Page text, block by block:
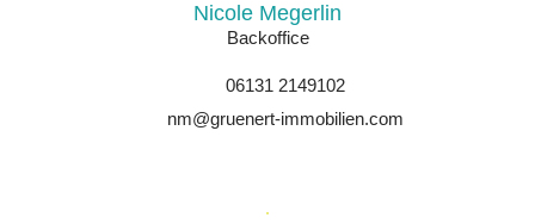
Nicole Megerlin
Backoffice
06131 2149102
nm@gruenert-immobilien.com